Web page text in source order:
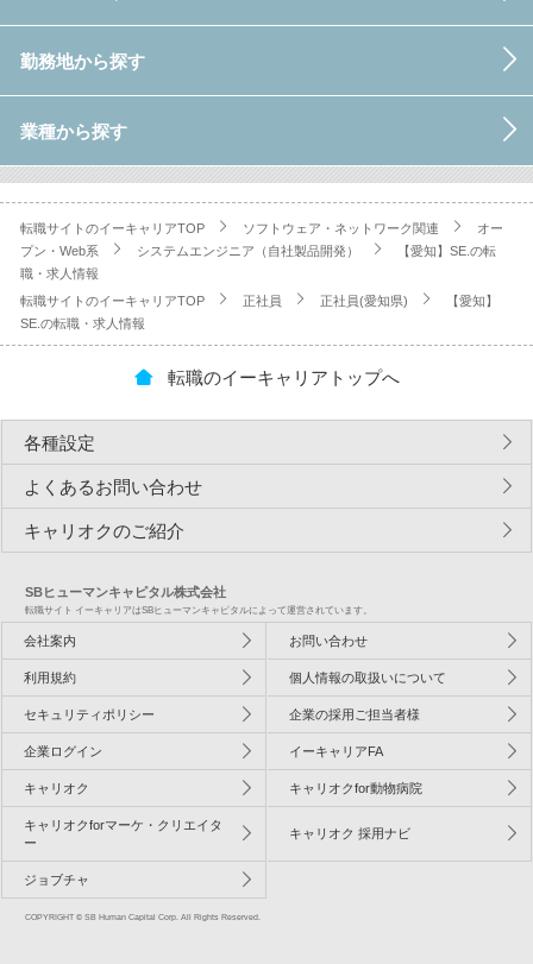
勤務地から探す
業種から探す
転職サイトのイーキャリアTOP ソフトウェア・ネットワーク関連
オー
プン・Web系
システムエンジニア（自社製品開発）
【愛知】SE.の転
職・求人情報
転職サイトのイーキャリアTOP
正社員 正社員(愛知県)
【愛知】
SE.の転職・求人情報
転職のイーキャリアトップへ
各種設定
よくあるお問い合わせ
キャリオクのご紹介
SBヒューマンキャピタル株式会社
転職サイト イーキャリアはSBヒューマンキャピタルによって運営されています。
会社案内 お問い合わせ
利用規約 個人情報の取扱いについて
セキュリティポリシー 企業の採用ご担当者様
企業ログイン イーキャリアFA
キャリオク キャリオクfor動物病院
キャリオクforマーケ・クリエイタ
ー
キャリオク 採用ナビ
ジョブチャ
COPYRIGHT © SB Human Capital Corp. All Rights Reserved.